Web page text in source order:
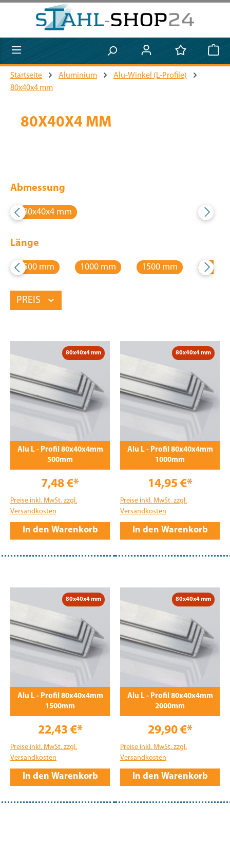
Zum Hauptinhalt springen
Startseite Aluminium
Alu-Winkel (L-Profile)
80x40x4 mm
80X40X4 MM
Abmessung
80x40x4 mm
Länge
500 mm 1000 mm 1500 mm 2000
PREIS
80x40x4 mm
Alu L - Profil 80x40x4mm
500mm
7,48 €*
Preise inkl. MwSt. zzgl.
Versandkosten
In den Warenkorb
80x40x4 mm
Alu L - Profil 80x40x4mm
1000mm
14,95 €*
Preise inkl. MwSt. zzgl.
Versandkosten
In den Warenkorb
80x40x4 mm
Alu L - Profil 80x40x4mm
1500mm
22,43 €*
Preise inkl. MwSt. zzgl.
Versandkosten
In den Warenkorb
80x40x4 mm
Alu L - Profil 80x40x4mm
2000mm
29,90 €*
Preise inkl. MwSt. zzgl.
Versandkosten
In den Warenkorb